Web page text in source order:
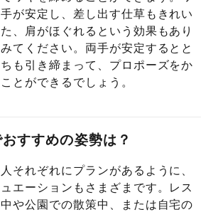
が安定し、差し出す仕草もきれい
、肩がほぐれるという効果もあり
てください。両手が安定するとと
も引き締まって、プロポーズをか
とができるでしょう。
すすめの姿勢は？
それぞれにプランがあるように、
エーションもさまざまです。レス
や公園での散策中、または自宅の